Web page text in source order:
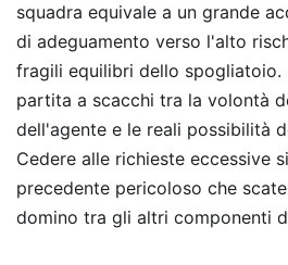
squadra equivale a un grande
di adeguamento verso l'alto
fragili equilibri dello spogliatoio.
partita a scacchi tra la volontà
dell'agente e le reali possibilità
Cedere alle richieste eccessive
precedente pericoloso che
domino tra gli altri componenti